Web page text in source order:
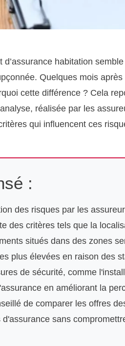
d’assurance habitation
Quelques mois
cette différence ? Cela
réalisée par les
qui influencent ces
:
des risques par les
des critères tels que la
situés dans des zones
plus élevées en raison des
de sécurité, comme
en améliorant la
de comparer les offres
d'assurance sans